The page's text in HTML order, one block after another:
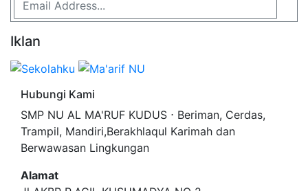
Iklan
Hubungi Kami
SMP NU AL MA'RUF KUDUS ⋅ Beriman, Cerdas,
Trampil, Mandiri,Berakhlaqul Karimah dan
Berwawasan Lingkungan
Alamat